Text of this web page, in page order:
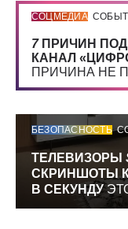
СОЦМЕДИА
7 ПРИЧИН
КАНАЛ
ПРИЧИНА НЕ
БЕЗОПАСНОСТЬ
ТЕЛЕВИЗОРЫ
СКРИНШОТЫ
В СЕКУНДУ